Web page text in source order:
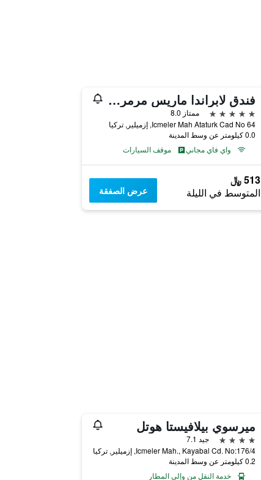
فندق لابراندا ماريس مرمريس
5 نجوم
ممتاز 8.0
Icmeler Mah Ataturk Cad No 64, إزميلير, تركيا
0.0 كيلومتر عن وسط المدينة
واي فاي مجاني
موقف السيارات
513 ﷼
المتوسط في الليلة عرض الصفقة
ميرسوي بيلافيستا هوتل
4 نجوم
جيد 7.1
Icmeler Mah., Kayabal Cd. No:176/4, إزميلير, تركيا
0.2 كيلومتر عن وسط المدينة
خدمة النقل من وإلى المطار